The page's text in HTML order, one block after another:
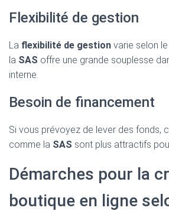
Flexibilité de gestion
La flexibilité de gestion varie selon
la SAS offre une grande souplesse
interne.
Besoin de financement
Si vous prévoyez de lever des fonds,
comme la SAS sont plus attractifs
Démarches pour la
boutique en ligne